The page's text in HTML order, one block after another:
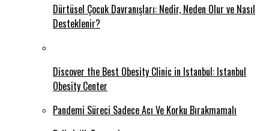
Dürtüsel Çocuk Davranışları: Nedir, Neden Olur ve Nasıl
Desteklenir?
Discover the Best Obesity Clinic in Istanbul: Istanbul
Obesity Center
Pandemi Süreci Sadece Acı Ve Korku Bırakmamalı